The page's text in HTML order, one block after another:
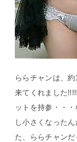
ららチャンは、
来てくれました
ットを持参・・
し小さくなった
た、ららチャン